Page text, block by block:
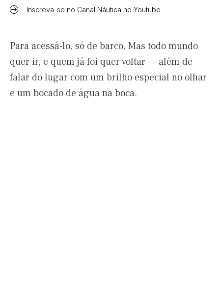
Inscreva-se no Canal Náutica no Youtube
Para acessá-lo, só de barco. Mas todo mundo
quer ir, e quem já foi quer voltar — além de
falar do lugar com um brilho especial no olhar
e um bocado de água na boca.